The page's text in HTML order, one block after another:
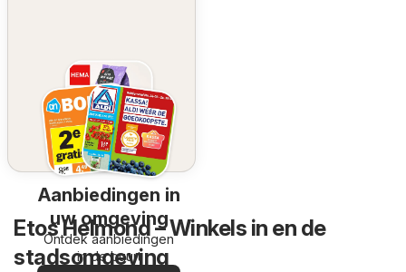
Aanbiedingen in
uw omgeving
Ontdek aanbiedingen
in de buurt
Etos Helmond – Winkels in en de
stadsomgeving